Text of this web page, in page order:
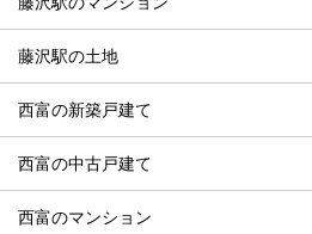
藤沢駅の土地
西富の新築戸建て
西富の中古戸建て
西富のマンション